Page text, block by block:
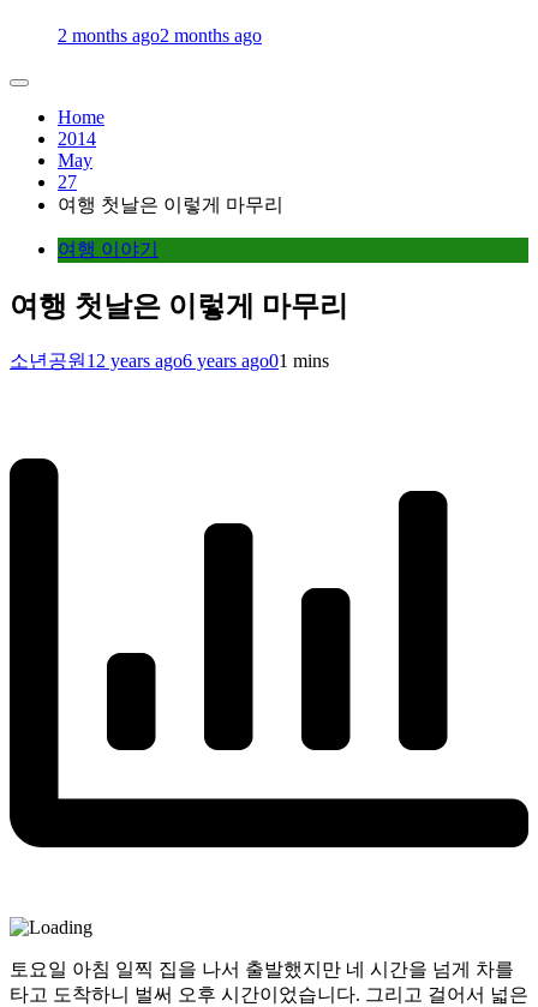
2 months ago2 months ago
Home
2014
May
27
여행 첫날은 이렇게 마무리
여행 이야기
여행 첫날은 이렇게 마무리
소년공원 12 years ago6 years ago01 mins
토요일 아침 일찍 집을 나서 출발했지만 네 시간을 넘게 차를
타고 도착하니 벌써 오후 시간이었습니다. 그리고 걸어서 넓은